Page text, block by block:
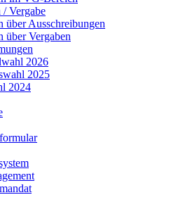
/ Vergabe
über Ausschreibungen
über Vergaben
2026
2025
2024